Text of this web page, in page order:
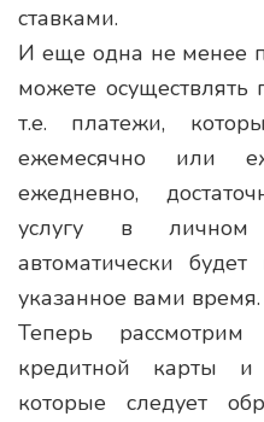
ставками.
И еще одна не менее
можете осуществлять
т.е. платежи,
ежемесячно или
ежедневно,
услугу в
автоматически
указанное вами время.
Теперь рассмотрим
кредитной карты
которые следует